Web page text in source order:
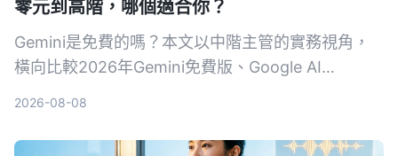
零元到高階，哪個適合你？
Gemini是免費的嗎？本文以中階主管的實務視角，
橫向比較2026年Gemini免費版、Google AI
你算清楚免費版夠不夠用、什麼情況下該升級，並附
2026-08-08